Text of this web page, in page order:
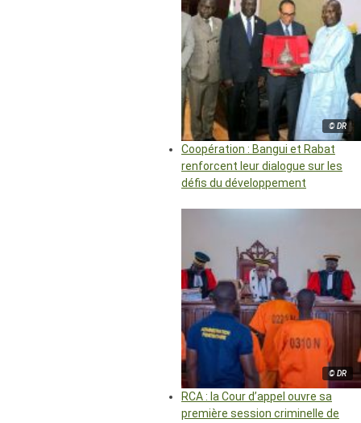
© DR
Coopération : Bangui et Rabat
renforcent leur dialogue sur les
défis du développement
© DR
RCA : la Cour d’appel ouvre sa
première session criminelle de